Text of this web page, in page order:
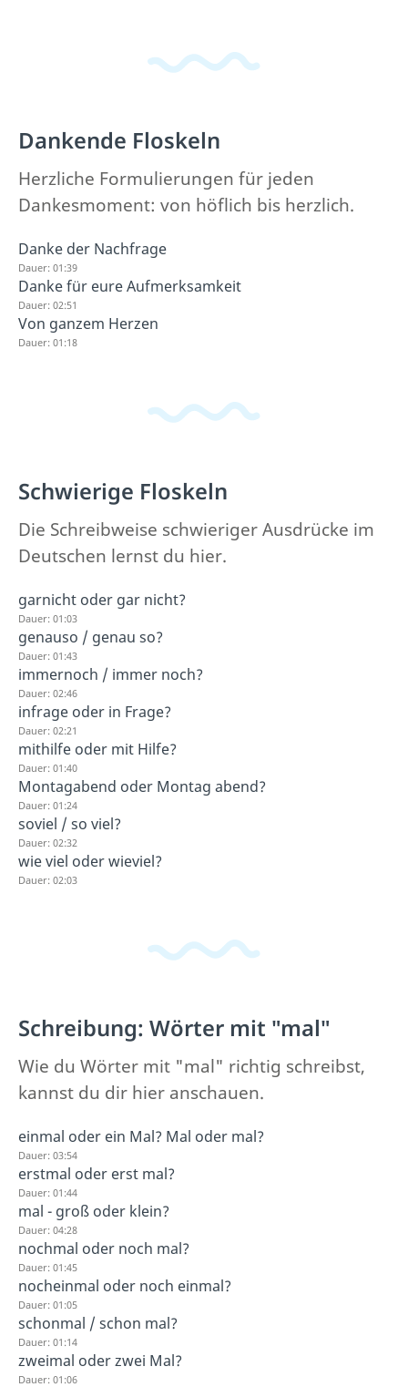
Dankende Floskeln
Herzliche Formulierungen für jeden
Dankesmoment: von höflich bis herzlich.
Danke der Nachfrage
Dauer: 01:39
Danke für eure Aufmerksamkeit
Dauer: 02:51
Von ganzem Herzen
Dauer: 01:18
Schwierige Floskeln
Die Schreibweise schwieriger Ausdrücke im
Deutschen lernst du hier.
garnicht oder gar nicht?
Dauer: 01:03
genauso / genau so?
Dauer: 01:43
immernoch / immer noch?
Dauer: 02:46
infrage oder in Frage?
Dauer: 02:21
mithilfe oder mit Hilfe?
Dauer: 01:40
Montagabend oder Montag abend?
Dauer: 01:24
soviel / so viel?
Dauer: 02:32
wie viel oder wieviel?
Dauer: 02:03
Schreibung: Wörter mit "mal"
Wie du Wörter mit "mal" richtig schreibst,
kannst du dir hier anschauen.
einmal oder ein Mal? Mal oder mal?
Dauer: 03:54
erstmal oder erst mal?
Dauer: 01:44
mal - groß oder klein?
Dauer: 04:28
nochmal oder noch mal?
Dauer: 01:45
nocheinmal oder noch einmal?
Dauer: 01:05
schonmal / schon mal?
Dauer: 01:14
zweimal oder zwei Mal?
Dauer: 01:06